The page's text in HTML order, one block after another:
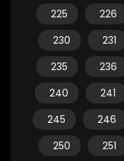
225
226
230
231
235
236
240
241
245
246
250
251